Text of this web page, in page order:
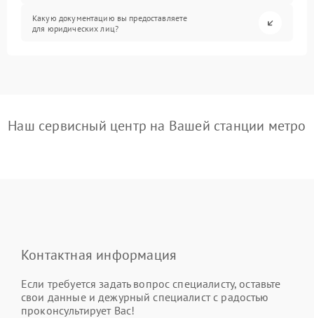
Какую документацию вы предоставляете
для юридических лиц?
Наш сервисный центр на Вашей станции метро
Контактная информация
Если требуется задать вопрос специалисту, оставьте
свои данные и дежурный специалист с радостью
проконсультирует Вас!